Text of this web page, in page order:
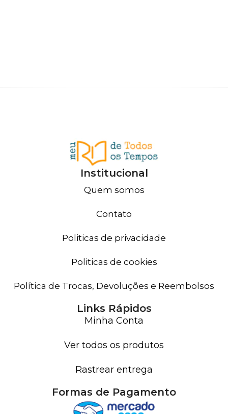
Institucional
Quem somos
Contato
Politicas de privacidade
Politicas de cookies
Política de Trocas, Devoluções e Reembolsos
Links Rápidos
Minha Conta
Ver todos os produtos
Rastrear entrega
Formas de Pagamento